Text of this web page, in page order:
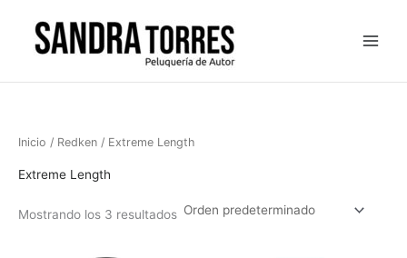
contenido
Inicio / Redken / Extreme Length
Extreme Length
Mostrando los 3 resultados